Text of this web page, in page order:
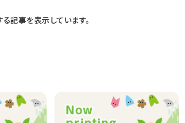
記事を表示しています。